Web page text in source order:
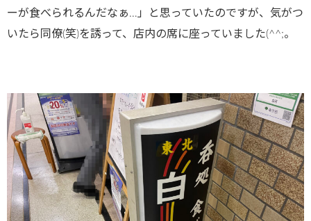
ーが食べられるんだなぁ…」と思っていたのですが、気がつ
いたら同僚(笑)を誘って、店内の席に座っていました(^^;。